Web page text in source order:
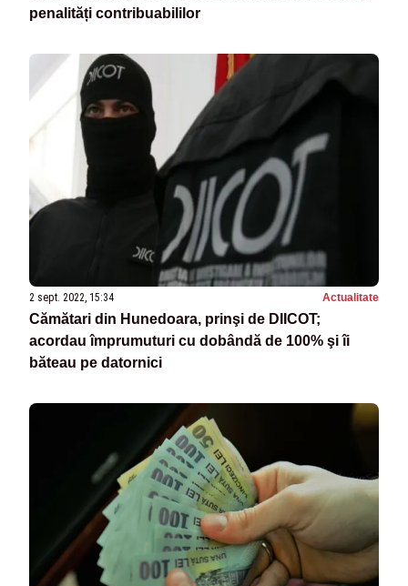
penalități contribuabililor
2 sept. 2022, 15:34 Actualitate
Cămătari din Hunedoara, prinşi de DIICOT;
acordau împrumuturi cu dobândă de 100% şi îi
băteau pe datornici